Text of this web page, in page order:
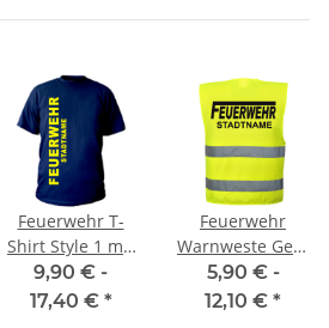
Feuerwehr T-
Shirt Style 1 mit
Stadtnamen
9,90 € -
17,40 € *
Feuerwehr
Warnweste Gelb
in 10 Größen
mit Stadtnamen
5,90 € -
12,10 € *